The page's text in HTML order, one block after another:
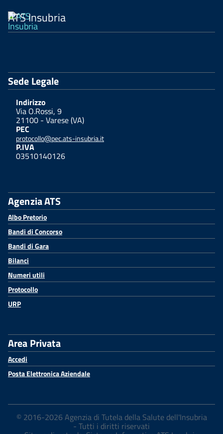
ATS Insubria
Sede Legale
Indirizzo
Via O.Rossi, 9
21100 - Varese (VA)
PEC
protocollo@pec.ats-insubria.it
P.IVA
03510140126
Agenzia ATS
Albo Pretorio
Bandi di Concorso
Bandi di Gara
Bilanci
Numeri utili
Protocollo
URP
Area Privata
Accedi
Posta Elettronica Aziendale
© 2016-2026 Agenzia di Tutela della Salute dell'Insubria
- Tutti i diritti riservati